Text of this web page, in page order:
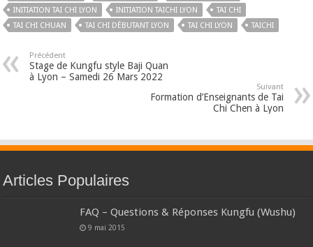
INITIATION TAI CHI LYON
INITIATION TAICHI LYON
TAI CHI
TAI CHI CHUAN
TAI CHI DÉBUTANT LYON TAI CHI LYON TAICHI
Précédent
Stage de Kungfu style Baji Quan
à Lyon – Samedi 26 Mars 2022
Suivant
Formation d’Enseignants de Tai
Chi Chen à Lyon
Articles Populaires
FAQ – Questions & Réponses Kungfu (Wushu)
9 mai 2015